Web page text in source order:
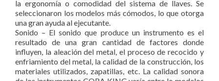
la ergonomía o comodidad del sistema de llaves. Se
seleccionaron los modelos más cómodos, lo que otorga
una gran ayuda al ejecutante.
Sonido – El sonido que produce un instrumento es el
resultado de una gran cantidad de factores donde
influyen, la aleación del metal, el proceso de recocido y
enfriamiento del metal, la calidad de la construcción, los
materiales utilizados, zapatillas, etc. La calidad sonora